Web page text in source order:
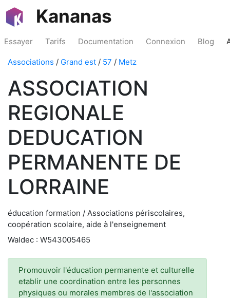
Kananas
Essayer Tarifs Documentation Connexion Blog
Associations / Grand est / 57 / Metz
ASSOCIATION
REGIONALE
DEDUCATION
PERMANENTE DE
LORRAINE
éducation formation / Associations périscolaires,
coopération scolaire, aide à l'enseignement
Waldec : W543005465
Promouvoir l'éducation permanente et culturelle
etablir une coordination entre les personnes
physiques ou morales membres de l'association